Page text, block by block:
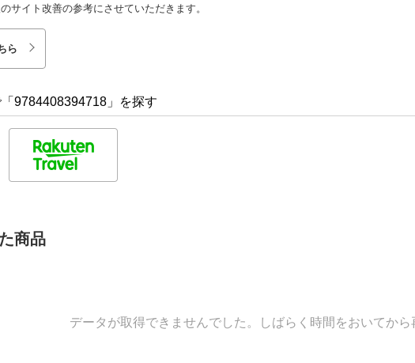
サイト改善の参考にさせていただきます。
ら
9784408394718」を探す
商品
データが取得できませんでした。しばらく時間をおいてから